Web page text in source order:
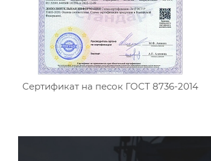
Сертификат на песок ГОСТ 8736-2014